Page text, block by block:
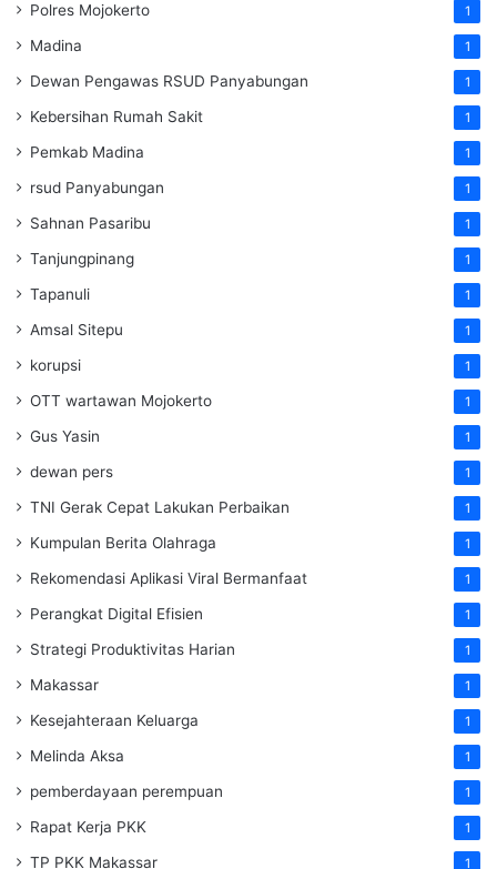
Polres Mojokerto 1
Madina 1
Dewan Pengawas RSUD Panyabungan 1
Kebersihan Rumah Sakit 1
Pemkab Madina 1
rsud Panyabungan 1
Sahnan Pasaribu 1
Tanjungpinang 1
Tapanuli 1
Amsal Sitepu 1
korupsi 1
OTT wartawan Mojokerto 1
Gus Yasin 1
dewan pers 1
TNI Gerak Cepat Lakukan Perbaikan 1
Kumpulan Berita Olahraga 1
Rekomendasi Aplikasi Viral Bermanfaat 1
Perangkat Digital Efisien 1
Strategi Produktivitas Harian 1
Makassar 1
Kesejahteraan Keluarga 1
Melinda Aksa 1
pemberdayaan perempuan 1
Rapat Kerja PKK 1
TP PKK Makassar 1